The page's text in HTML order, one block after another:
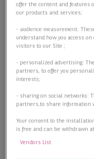
offer the content and features
our products and services;
- audience measurement:
understand how you access
visitors to our Site ;
- personalized advertising:
partners, to offer you
interests;
- sharing on social networks:
partners,to share information
Your consent to the
is free and can be withdrawn
Vendors List